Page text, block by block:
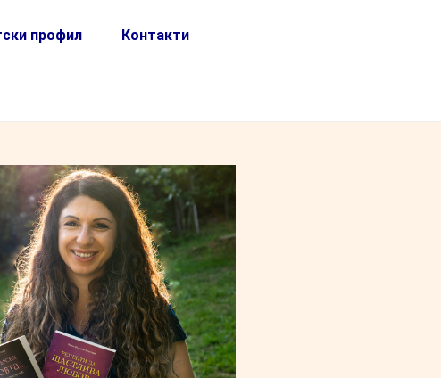
профил Контакти